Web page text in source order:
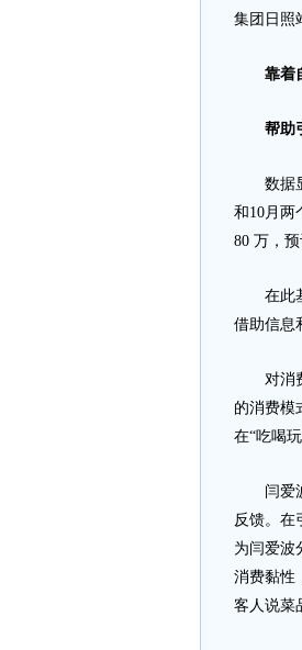
集团日照
靠着
帮助
数据显
和10月两
80 万，
在此基
借助信息
对消费
的消费模
在“吃喝
闫爱波
反馈。在
为闫爱波
消费黏性
客人说菜